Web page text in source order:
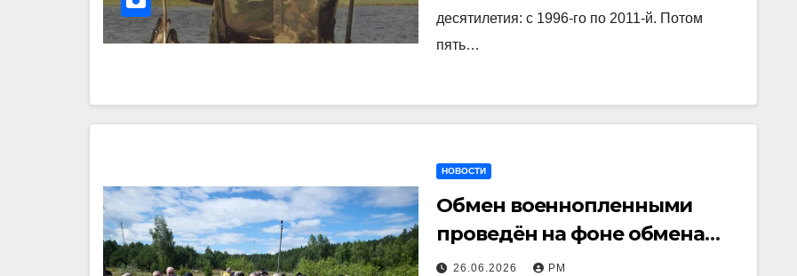
десятилетия: с 1996-го по 2011-й. Потом
пять…
НОВОСТИ
Обмен военнопленными
проведён на фоне обмена
ударами в воздухе и на ЛБС
26.06.2026 РМ